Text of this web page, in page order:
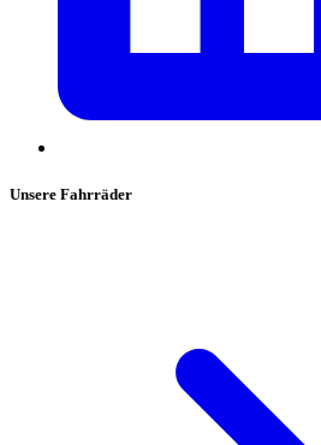
Unsere Fahrräder